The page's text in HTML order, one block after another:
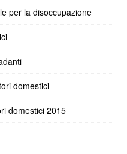
per la disoccupazione
domestici
domestici 2015